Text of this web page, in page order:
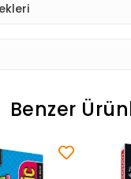
Benzer